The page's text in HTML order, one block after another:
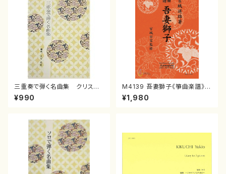
三重奏で弾く名曲集 クリスマ
スメドレー( 箏2/大平光美 編
曲/楽譜）
¥990
M4139 吾妻獅子《箏曲楽譜》
（箏/宮城道雄著・宮城宗家監修/
箏曲古典楽譜）
¥1,980